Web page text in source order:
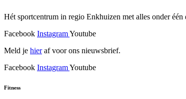
Hét sportcentrum in regio Enkhuizen met alles onder
Facebook InstagramYoutube
Meld je hieraf voor ons nieuwsbrief.
Facebook InstagramYoutube
Fitness